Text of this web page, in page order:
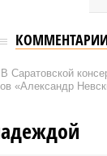
В Саратовской
«Александр